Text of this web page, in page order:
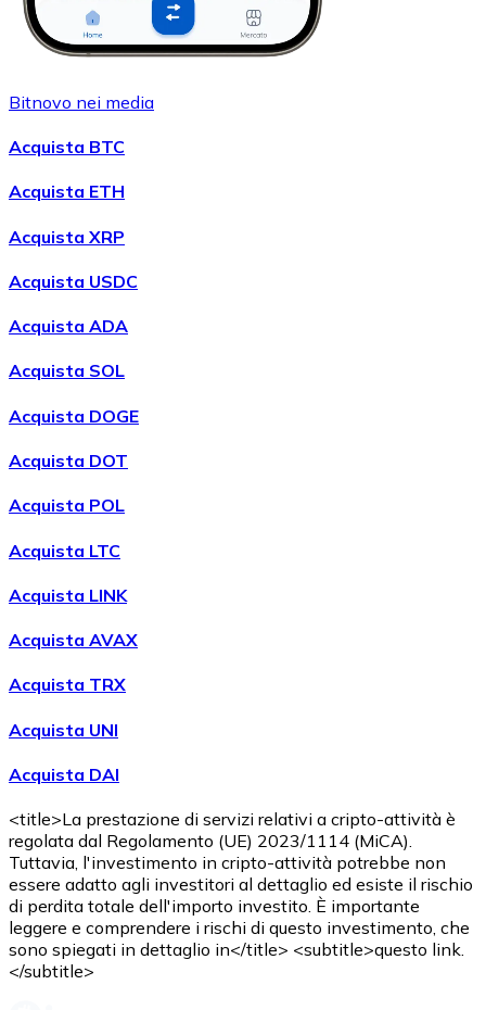
Bitnovo nei media
Acquista BTC
Acquista ETH
Acquista XRP
Acquista USDC
Acquista ADA
Acquista SOL
Acquista DOGE
Acquista DOT
Acquista POL
Acquista LTC
Acquista LINK
Acquista AVAX
Acquista TRX
Acquista UNI
Acquista DAI
<title>La prestazione di servizi relativi a cripto-attività è
regolata dal Regolamento (UE) 2023/1114 (MiCA).
Tuttavia, l'investimento in cripto-attività potrebbe non
essere adatto agli investitori al dettaglio ed esiste il rischio
di perdita totale dell'importo investito. È importante
leggere e comprendere i rischi di questo investimento, che
sono spiegati in dettaglio in</title> <subtitle>questo link.
</subtitle>